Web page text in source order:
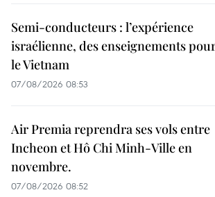
Semi-conducteurs : l’expérience
israélienne, des enseignements
le Vietnam
07/08/2026 08:53
Air Premia reprendra ses vols entre
Incheon et Hô Chi Minh-Ville en
novembre.
07/08/2026 08:52